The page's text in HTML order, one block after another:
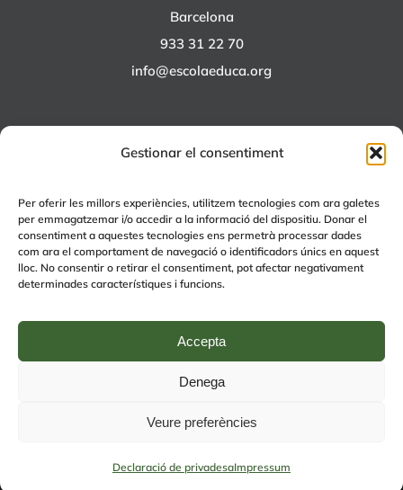
Gestionar el consentiment
Per oferir les millors experiències, utilitzem tecnologies com ara galetes
per emmagatzemar i/o accedir a la informació del dispositiu. Donar el
consentiment a aquestes tecnologies ens permetrà processar dades
com ara el comportament de navegació o identificadors únics en aquest
lloc. No consentir o retirar el consentiment, pot afectar negativament
determinades característiques i funcions.
Accepta
Denega
Veure preferències
Declaració de privadesaImpressum
Barcelona
933 31 22 70
info@escolaeduca.org
+EDUCA
EDUCA Espai Lúdic
EDUCA Serveis
privacitat (RGPD)| byrmdisseny
FacebookInstagram
TiktokWhatsApp